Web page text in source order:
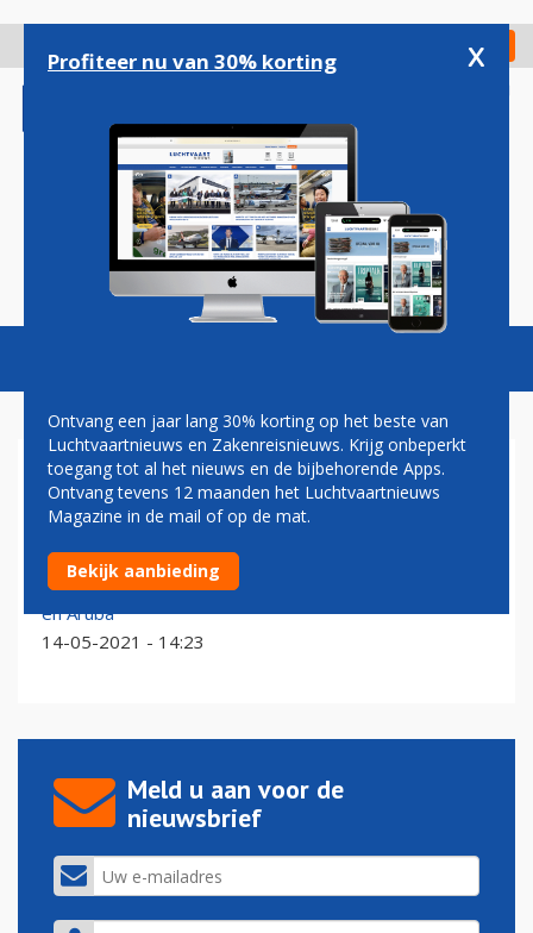
gaan
Check in
Magazine Podcasts Vacatures
CORFU
Nederlanders kunnen ook weer op vakantie naar
Canarische Eilanden, Malta, Corfu, Zakynthos, Curaçao
en Aruba
14-05-2021 - 14:23
Meld u aan voor de
nieuwsbrief
Profiteer nu van 30% korting x
Ontvang een jaar lang 30% korting op het beste van
Luchtvaartnieuws en Zakenreisnieuws. Krijg onbeperkt
toegang tot al het nieuws en de bijbehorende Apps.
Ontvang tevens 12 maanden het Luchtvaartnieuws
Magazine in de mail of op de mat.
Bekijk aanbieding